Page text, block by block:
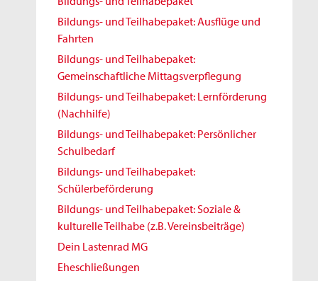
Bildungs- und Teilhabepaket: Ausflüge und
Fahrten
Bildungs- und Teilhabepaket:
Gemeinschaftliche Mittagsverpflegung
Bildungs- und Teilhabepaket: Lernförderung
(Nachhilfe)
Bildungs- und Teilhabepaket: Persönlicher
Schulbedarf
Bildungs- und Teilhabepaket:
Schülerbeförderung
Bildungs- und Teilhabepaket: Soziale &
kulturelle Teilhabe (z.B. Vereinsbeiträge)
Dein Lastenrad MG
Eheschließungen